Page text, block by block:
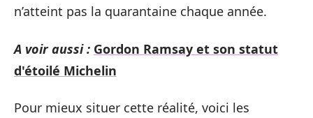
n’atteint pas la quarantaine chaque année.
A voir aussi : Gordon Ramsay et son statut
d'étoilé Michelin
Pour mieux situer cette réalité, voici les